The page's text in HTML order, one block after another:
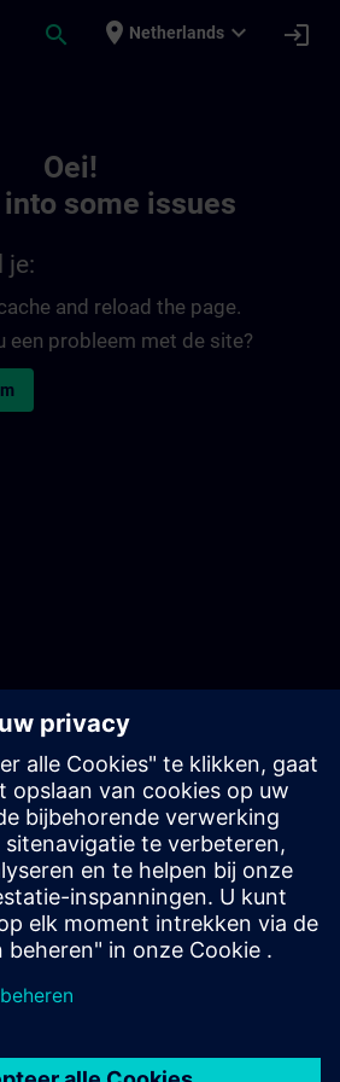
search place Netherlands expand_more login
Oei!
into some issues
je:
and reload the page.
een probleem met de site?